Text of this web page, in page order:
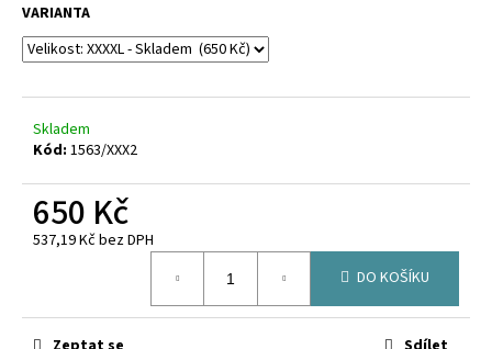
VARIANTA
Skladem
Kód: 1563/XXX2
650 Kč
537,19 Kč bez DPH
DO KOŠÍKU
u
j
m
e
TRÉNINKOVÝ
DRES
CCC
JUNIOR
Kč